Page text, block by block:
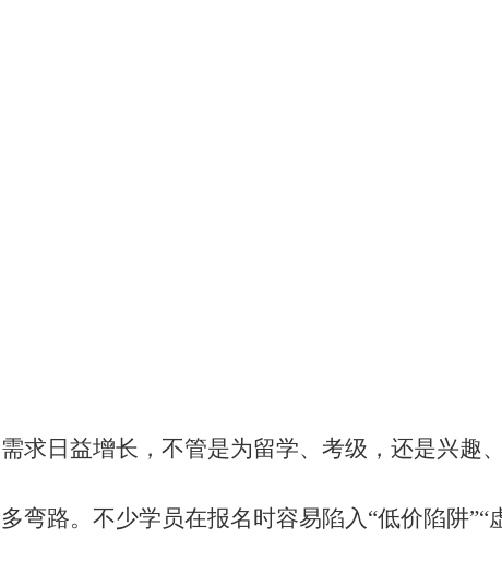
求日益增长，不管是为留学、考级，还是兴趣
弯路。不少学员在报名时容易陷入“低价陷阱